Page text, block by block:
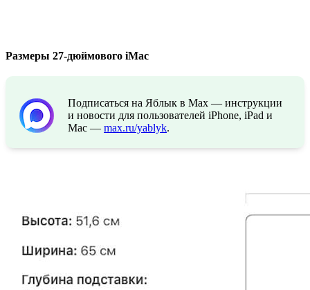
Размеры 27-дюймового iMac
Подписаться на Яблык в Max — инструкции
и новости для пользователей iPhone, iPad и
Mac — max.ru/yablyk.